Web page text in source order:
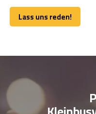
Lass uns reden!
Lass uns reden!